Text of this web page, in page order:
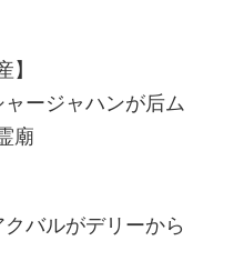
ージャハンが后ム
廟
バルがデリーから